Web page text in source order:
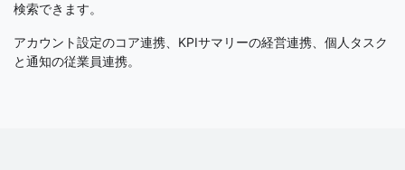
検索できます。
アカウント設定のコア連携、KPIサマリーの経営連携、個人タスク
と通知の従業員連携。